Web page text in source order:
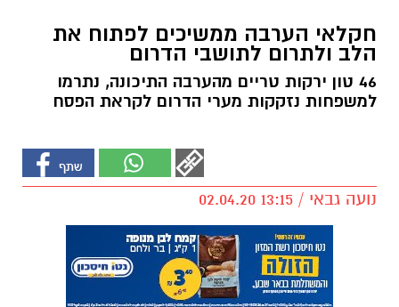
חקלאי הערבה ממשיכים לפתוח את
הלב ולתרום לתושבי הדרום
46 טון ירקות טריים מהערבה התיכונה, נתרמו
למשפחות נזקקות מערי הדרום לקראת הפסח
נועה גבאי / 13:15 02.04.20